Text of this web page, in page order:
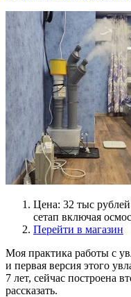
Цена: 32 тыс
сетап включая осмос
Перейти в магазин
Моя практика работы с
и первая версия этого
7 лет, сейчас построена
рассказать.